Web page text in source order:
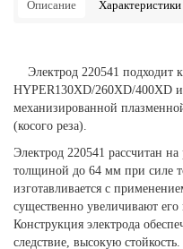
Описание Характеристики
Электрод 220541 подходит
HYPER130XD/260XD/400XD и
механизированной
(косого реза).
Электрод 220541 рассчитан на
толщиной до 64 мм при силе
изготавливается с
существенно увеличивают его
Конструкция электрода
следствие, высокую стойкость.